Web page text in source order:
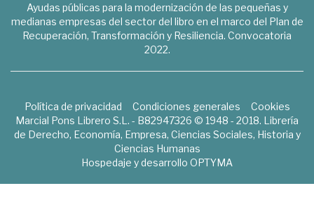
Ayudas públicas para la modernización de las pequeñas y
medianas empresas del sector del libro en el marco del Plan de
Recuperación, Transformación y Resiliencia. Convocatoria
2022.
Política de privacidad Condiciones generales
Cookies
Marcial Pons Librero S.L. - B82947326 © 1948 - 2018. Librería
de Derecho, Economía, Empresa, Ciencias Sociales, Historia y
Ciencias Humanas
Hospedaje y desarrollo OPTYMA